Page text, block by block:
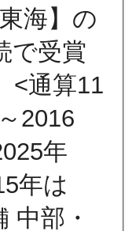
海】の
で受賞
<通算11
2016
年
年は
中部・